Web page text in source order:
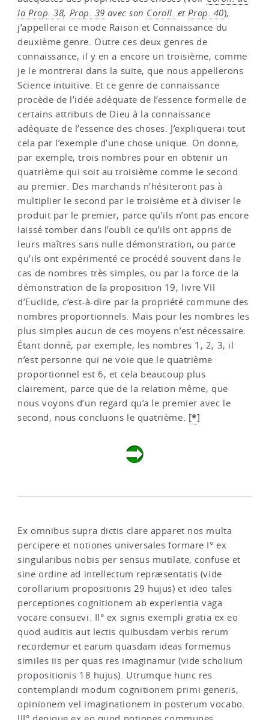
la Prop. 38, Prop. 39 avec son Coroll. etProp. 40),
j’appellerai ce mode Raison et Connaissance du
deuxième genre. Outre ces deux genres de
connaissance, il y en a encore un troisième, comme
je le montrerai dans la suite, que nous appellerons
Science intuitive. Et ce genre de connaissance
procède de l’idée adéquate de l’essence formelle de
certains attributs de Dieu à la connaissance
adéquate de l’essence des choses. J’expliquerai tout
cela par l’exemple d’une chose unique. On donne,
par exemple, trois nombres pour en obtenir un
quatrième qui soit au troisième comme le second
au premier. Des marchands n’hésiteront pas à
multiplier le second par le troisième et à diviser le
produit par le premier, parce qu’ils n’ont pas encore
laissé tomber dans l’oubli ce qu’ils ont appris de
leurs maîtres sans nulle démonstration, ou parce
qu’ils ont expérimenté ce procédé souvent dans le
cas de nombres très simples, ou par la force de la
démonstration de la proposition 19, livre VII
d’Euclide, c’est-à-dire par la propriété commune des
nombres proportionnels. Mais pour les nombres les
plus simples aucun de ces moyens n’est nécessaire.
Étant donné, par exemple, les nombres 1, 2, 3, il
n’est personne qui ne voie que le quatrième
proportionnel est 6, et cela beaucoup plus
clairement, parce que de la relation même, que
nous voyons d’un regard qu’a le premier avec le
second, nous concluons le quatrième. [*]
Ex omnibus supra dictis clare apparet nos multa
percipere et notiones universales formare I° ex
singularibus nobis per sensus mutilate, confuse et
sine ordine ad intellectum repræsentatis (vide
corollarium propositionis 29 hujus) et ideo tales
perceptiones cognitionem ab experientia vaga
vocare consuevi. II° ex signis exempli gratia ex eo
quod auditis aut lectis quibusdam verbis rerum
recordemur et earum quasdam ideas formemus
similes iis per quas res imaginamur (vide scholium
propositionis 18 hujus). Utrumque hunc res
contemplandi modum cognitionem primi generis,
opinionem vel imaginationem in posterum vocabo.